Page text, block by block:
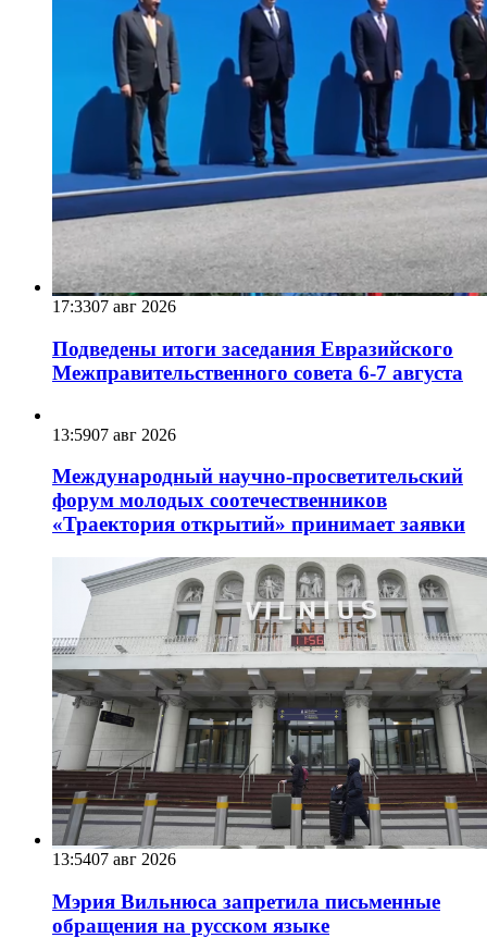
17:3307 авг 2026
Подведены итоги заседания Евразийского
Межправительственного совета 6-7 августа
13:5907 авг 2026
Международный научно-просветительский
форум молодых соотечественников
«Траектория открытий» принимает заявки
13:5407 авг 2026
Мэрия Вильнюса запретила письменные
обращения на русском языке